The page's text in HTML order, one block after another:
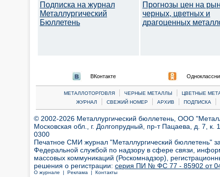
Подписка на журнал
Металлургический
Бюллетень
Прогнозы цен на
черных, цветных и
драгоценных
ВКонтакте
МЕТАЛЛОТОРГОВЛЯ | ЧЕРНЫЕ МЕТАЛЛЫ |
ЦВЕТНЫЕ
ЖУРНАЛ
| СВЕЖИЙ НОМЕР | АРХИВ | ПОДПИСКА |
© 2002-2026 Металлургический бюллетень, ООО
Московская обл., г. Долгопрудный, пр-т Пацаева, д. 7,
0300
Печатное СМИ журнал "Металлургический бюллетень"
Федеральной службой по надзору в сфере связи,
массовых коммуникаций (Роскомнадзор),
решения о регистрации: серия ПИ № ФС 77 - 85902 от 04
О журнале | Реклама | Контакты